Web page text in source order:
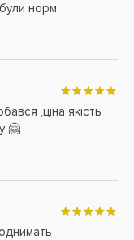
норм.
,ціна якість
🤗